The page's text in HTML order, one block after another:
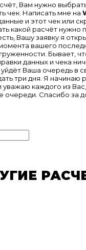
Вам нужно
чек. Написать мне на
и этот чек или
какой расчёт нужно
Вашу заявку я
вашего
Бывает,
данных и чека
Ваша очередь в
три дня. Я начинаю
уважаю каждого из
очереди. Спасибо за